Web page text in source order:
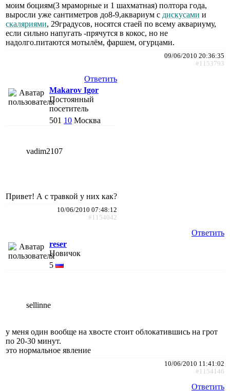
моим боциям(3 мраморные и 1 шахматная) полтора года,
выросли уже сантиметров до8-9,аквариум с дискусами и
скаляриями, 29градусов, носятся стаей по всему аквариуму,
если сильно напугать -прячутся в кокос, но не
надолго.питаются мотылём, фаршем, огурцами.
09/06/2010 20:36:35
#1153793
Ответить
Makarov Igor
Постоянный
посетитель
501 10 Москва
vadim2107
Привет! А с травкой у них как?
10/06/2010 07:48:12
#1154042
Ответить
reser
Новичок
5
sellinne
у меня один вообще на хвосте стоит облокатившись на грот
по 20-30 минут.
это нормальное явление
10/06/2010 11:41:02
#1154146
Ответить